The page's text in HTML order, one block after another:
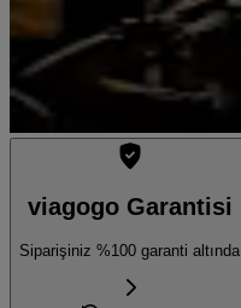
viagogo Garantisi
Siparişiniz %100 garanti altında